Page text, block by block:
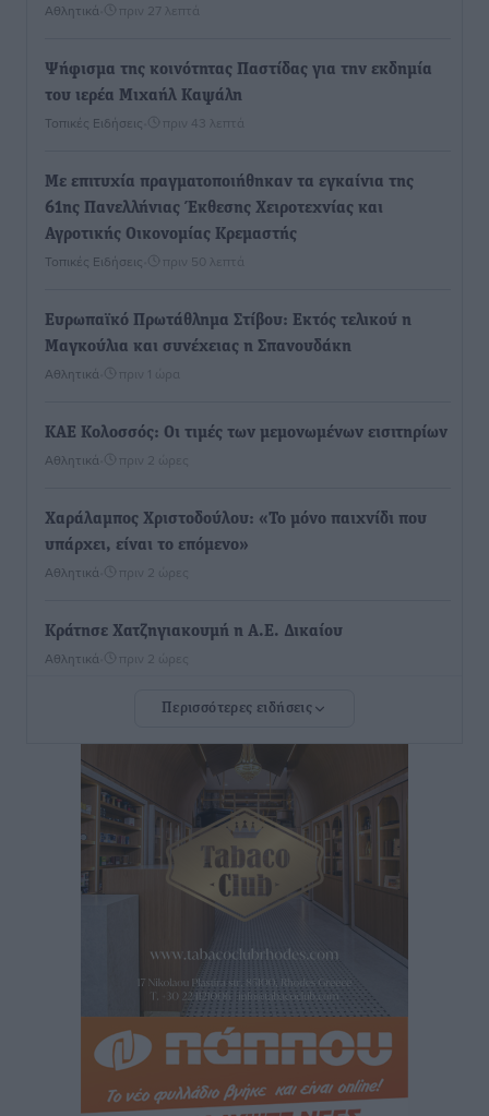
Αθλητικά πριν 27 λεπτά
Ψήφισμα της κοινότητας Παστίδας για την εκδημία
του ιερέα Μιχαήλ Καψάλη
Τοπικές Ειδήσεις πριν 43 λεπτά
Με επιτυχία πραγματοποιήθηκαν τα εγκαίνια της
61ης Πανελλήνιας Έκθεσης Χειροτεχνίας και
Αγροτικής Οικονομίας Κρεμαστής
Τοπικές Ειδήσεις πριν 50 λεπτά
Ευρωπαϊκό Πρωτάθλημα Στίβου: Εκτός τελικού η
Μαγκούλια και συνέχειας η Σπανουδάκη
Αθλητικά πριν 1 ώρα
ΚΑΕ Κολοσσός: Οι τιμές των μεμονωμένων εισιτηρίων
Αθλητικά πριν 2 ώρες
Χαράλαμπος Χριστοδούλου: «Το μόνο παιχνίδι που
υπάρχει, είναι το επόμενο»
Αθλητικά πριν 2 ώρες
Κράτησε Χατζηγιακουμή η Α.Ε. Δικαίου
Αθλητικά πριν 2 ώρες
Ιπποκράτης: Ανακοίνωσε την Cvetanka Dimova
Αθλητικά• πριν 2 ώρες
Διαγόρας: Ανανέωσαν Φράγκος και Ζάρας, τέλος ο
Μιχαλάκης
• πριν 2 ώρες
Α.Σ. Ρόδος: «Ελάφι» ο Γιώργος Καμπούρης
Αθλητική Ακαδημία: Η πρώτη συνάντηση και ο
σχεδιασμός της νέας χρονιά
Αθλητικά πριν 2 ώρες
Περισσότερες ειδήσεις